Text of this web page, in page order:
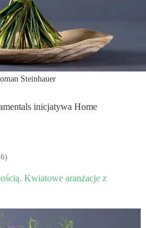
Steinhauer
inicjatywa Home
Kwiatowe aranżacje z